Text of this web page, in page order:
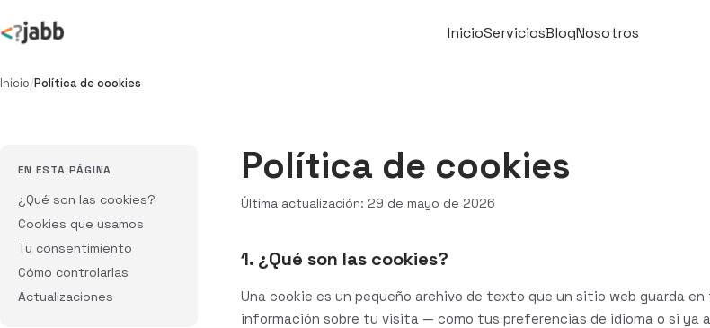
InicioServiciosBlogNosotros
Inicio/Política de cookies
EN ESTA PÁGINA
¿Qué son las cookies?
Cookies que usamos
Tu consentimiento
Cómo controlarlas
Actualizaciones
Política de cookies
Última actualización: 29 de mayo de 2026
1. ¿Qué son las cookies?
Una cookie es un pequeño archivo de texto que un sitio web guarda
información sobre tu visita — como tus preferencias de idioma o si ya